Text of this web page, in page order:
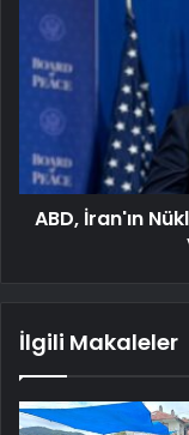
ABD, İran'ın
İlgili Makaleler